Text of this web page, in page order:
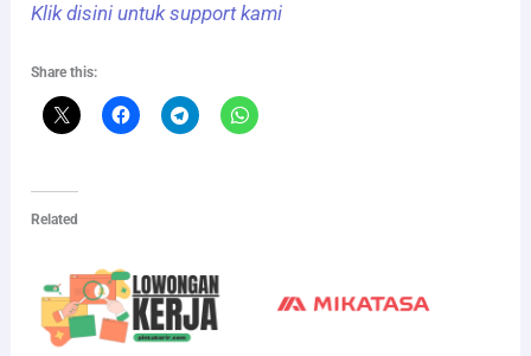
Klik disini untuk support kami
Share this:
Related